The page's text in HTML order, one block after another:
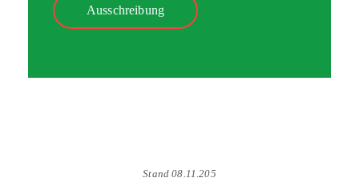
Ausschreibung
Stand 08.11.205